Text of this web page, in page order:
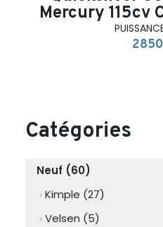
Mercury 115cv
Catégories
Neuf (60)
chevron_right Kimple (27)
chevron_right Velsen (5)